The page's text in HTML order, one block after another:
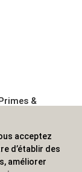
&
&
acceptez
d’établir des
améliorer